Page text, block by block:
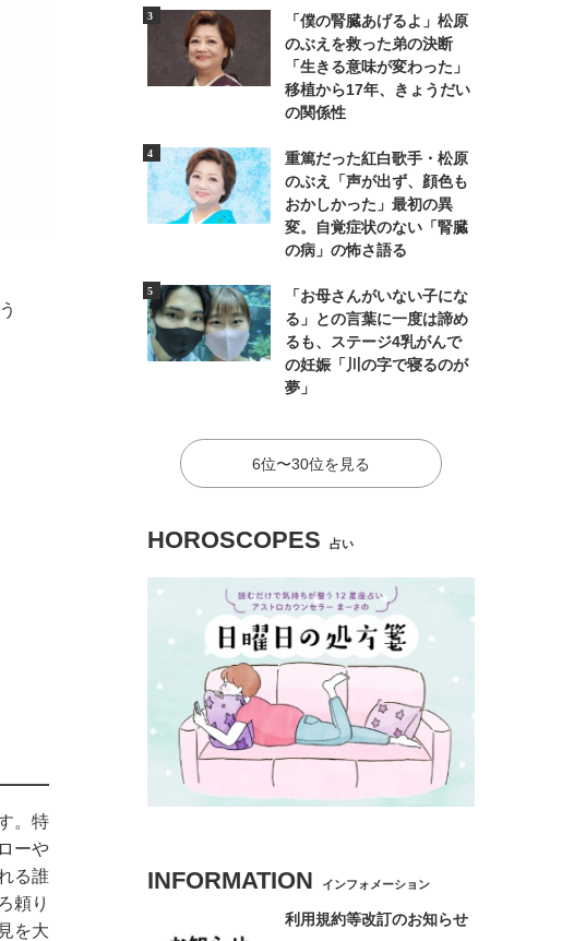
。特
ーや
る誰
頼り
を大
「僕の腎臓あげるよ」松原
のぶえを救った弟の決断
「生きる意味が変わった」
移植から17年、きょうだい
の関係性
重篤だった紅白歌手・松原
のぶえ「声が出ず、顔色も
おかしかった」最初の異
変。自覚症状のない「腎臓
の病」の怖さ語る
「お母さんがいない子にな
る」との言葉に一度は諦め
るも、ステージ4乳がんで
の妊娠「川の字で寝るのが
夢」
6位〜30位を見る
HOROSCOPES 占い
INFORMATION インフォメーション
利用規約等改訂のお知らせ